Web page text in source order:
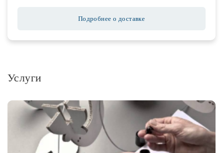
Подробнее о доставке
Услуги